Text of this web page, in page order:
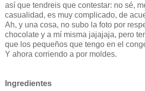
así que tendreis que contestar: no sé,
casualidad, es muy complicado, de
Ah, y una cosa, no subo la foto por
chocolate y a mí misma jajajaja, pero
que los pequeños que tengo en el
Y ahora corriendo a por moldes.
Ingredientes